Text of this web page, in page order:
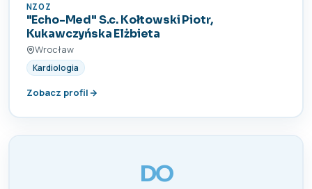
NZOZ
"Echo-Med" S.c. Kołtowski Piotr,
Kukawczyńska Elżbieta
Wrocław
Kardiologia
Zobacz profil
DO